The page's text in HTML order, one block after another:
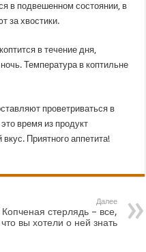
в подвешенном состоянии, в
за хвостики.
в течение дня,
Температура в коптильне
проветриваться в
время из продукт
Приятного аппетита!
Далее
Копченая стерлядь – все,
что вы хотели о ней знать